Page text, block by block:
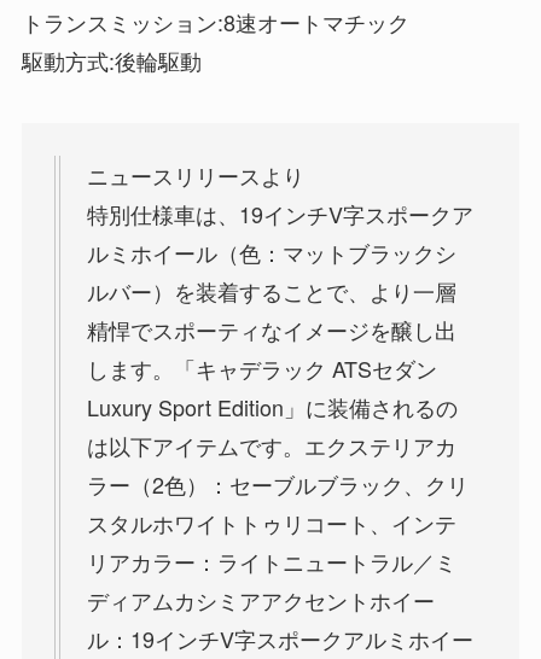
トランスミッション:8速オートマチック
駆動方式:後輪駆動
ニュースリリースより
特別仕様車は、19インチV字スポークア
ルミホイール（色：マットブラックシ
ルバー）を装着することで、より一層
精悍でスポーティなイメージを醸し出
します。「キャデラック ATSセダン
Luxury Sport Edition」に装備されるの
は以下アイテムです。エクステリアカ
ラー（2色）：セーブルブラック、クリ
スタルホワイトトゥリコート、インテ
リアカラー：ライトニュートラル／ミ
ディアムカシミアアクセントホイー
ル：19インチV字スポークアルミホイー